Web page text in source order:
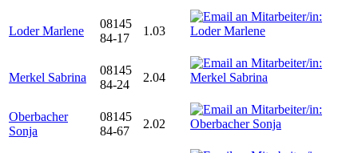
Loder Marlene
08145
84-17
1.03
Merkel Sabrina
08145
84-24
2.04
Oberbacher
Sonja
08145
84-67
2.02